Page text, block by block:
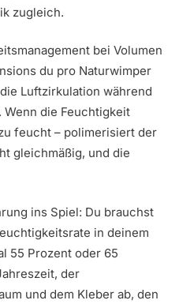
zugleich.
bei Volumen
du pro Naturwimper
Luftzirkulation während
die Feuchtigkeit
feucht – polimerisiert der
gleichmäßig, und die
ins Spiel: Du brauchst
in deinem
55 Prozent oder 65
der
und dem Kleber ab, den